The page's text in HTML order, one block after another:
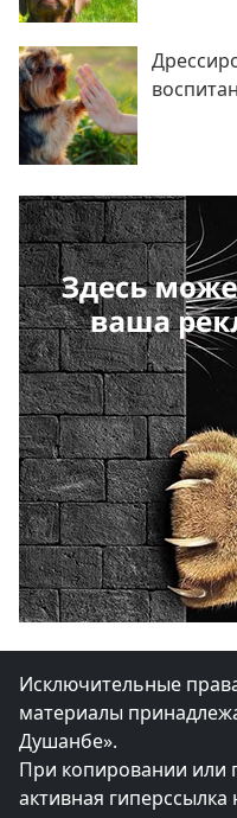
Исключительные
материалы
Душанбе».
При копировании или
активная